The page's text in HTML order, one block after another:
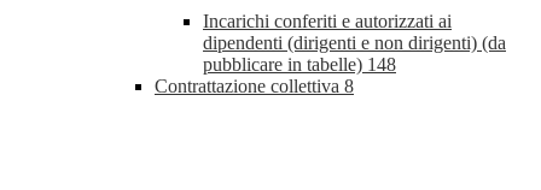
Incarichi conferiti e autorizzati ai
dipendenti (dirigenti e non dirigenti) (da
pubblicare in tabelle) 148
Contrattazione collettiva 8